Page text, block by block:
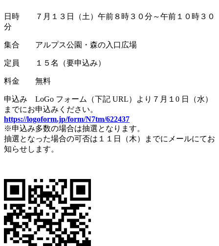
日時 ７月１３日（土）午前８時３０分～午前１０時３０
分
集合 アルプス公園・森の入口広場
定員 １５名（要申込み）
料金 無料
申込み LoGo フォーム（下記 URL）より７月１0 日（水）
までにお申込みください。
https://logoform.jp/form/N7tm/622437
※申込み多数の場合は抽選となります。
抽選となった場合の可否は１１日（木）までにメールにてお
知らせします。